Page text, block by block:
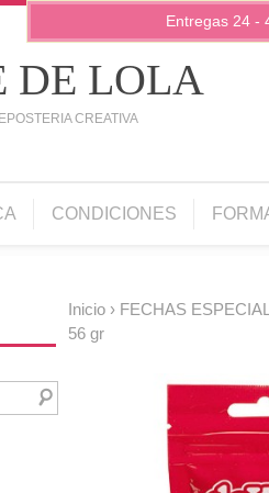
DE LOLA
CREATIVA
CONDICIONES
Inicio› FECHAS
56 gr
Entregas 24 -